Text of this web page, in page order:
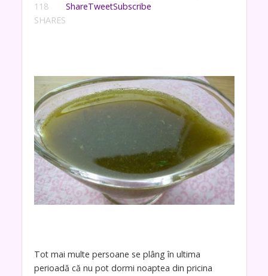
118
SHARES
ShareTweetSubscribe
Tot mai multe persoane se plâng în ultima
perioadă că nu pot dormi noaptea din pricina